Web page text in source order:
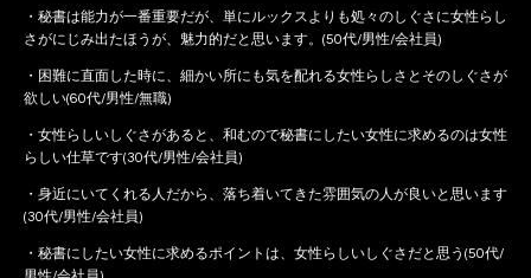
・秘書は能力が一番重要だが、単にルックスよりも処々のしぐさに女性らし
さがにじみ出たほうが、魅力的だと思います。(50代/男性/会社員)
・困難に直面した時に、細かい所にも気を配れる女性らしさとそのしぐさが
欲しい(60代/男性/無職)
・女性らしいしぐさがあると、和むので秘書にしたい女性に求めるのは女性
らしい仕草です(30代/男性/会社員)
・身近にいてくれる人だから、落ち着いてきた雰囲気の人が良いと思います
(30代/男性/会社員)
・秘書にしたい女性に求めるポイントは、女性らしいしぐさだと思う(50代/